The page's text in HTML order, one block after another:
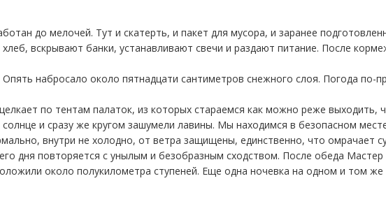
до мелочей. Тут и скатерть, и пакет для мусора, и заранее
вскрывают банки, устанавливают свечи и раздают питание. После
набросало около пятнадцати сантиметров снежного слоя. Погода по-
по тентам палаток, из которых стараемся как можно реже выходить,
и сразу же кругом зашумели лавины. Мы находимся в безопасном
внутри не холодно, от ветра защищены, единственно, что омрачает
дня повторяется с унылым и безобразным сходством. После обеда Мастер
около полукилометра ступеней. Еще одна ночевка на одном и том же